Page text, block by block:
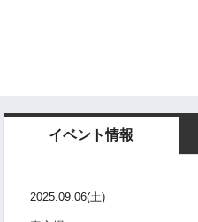
イベント情報
2025.09.06(土)